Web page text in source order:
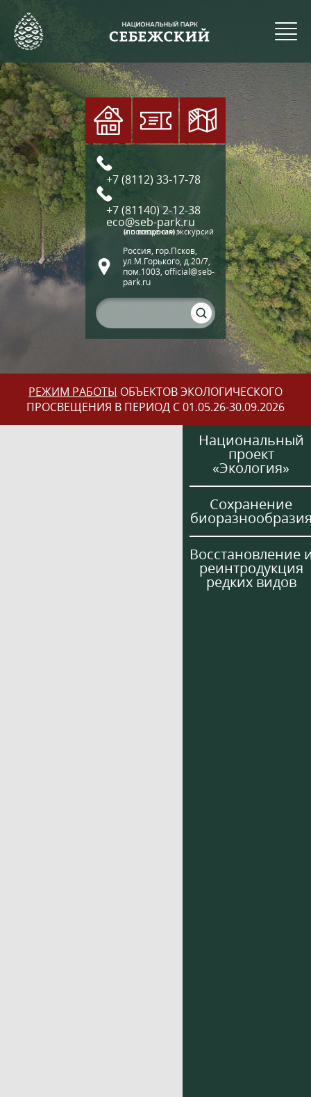
+7 (8112) 33-17-78
+7 (81140) 2-12-38
eco@seb-park.ru
(по вопросам экскурсий и посещения)
Россия, гор.Псков,
ул.М.Горького, д.20/7,
пом.1003, official@seb-
park.ru
РЕЖИМ РАБОТЫ ОБЪЕКТОВ ЭКОЛОГИЧЕСКОГО
ПРОСВЕЩЕНИЯ В ПЕРИОД С 01.05.26-30.09.2026
Национальный
проект
«Экология»
Сохранение
Восстановление
реинтродукция
редких видов